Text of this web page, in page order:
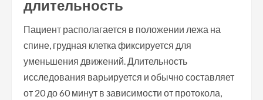
длительность
Пациент располагается в положении лежа на
спине, грудная клетка фиксируется для
уменьшения движений. Длительность
исследования варьируется и обычно составляет
от 20 до 60 минут в зависимости от протокола,